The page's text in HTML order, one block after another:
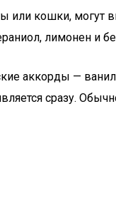
или кошки, могут
лимонен и
аккорды —
сразу.